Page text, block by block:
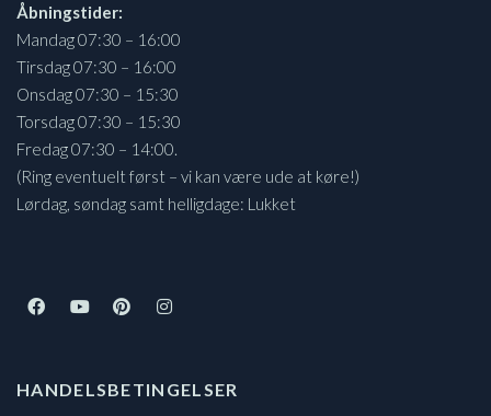
Åbningstider:
Mandag 07:30 – 16:00
Tirsdag 07:30 – 16:00
Onsdag 07:30 – 15:30
Torsdag 07:30 – 15:30
Fredag 07:30 – 14:00.
(Ring eventuelt først – vi kan være ude at køre!)
Lørdag, søndag samt helligdage: Lukket
HANDELSBETINGELSER